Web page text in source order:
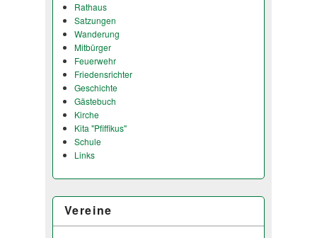
Rathaus
Satzungen
Wanderung
Mitbürger
Feuerwehr
Friedensrichter
Geschichte
Gästebuch
Kirche
Kita "Pfiffikus"
Schule
Links
Vereine